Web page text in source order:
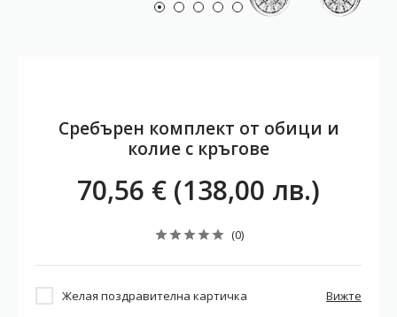
Сребърен комплект от обици и
колие с кръгове
70,56 € (138,00 лв.)
(0)
Желая поздравителна картичка Вижте